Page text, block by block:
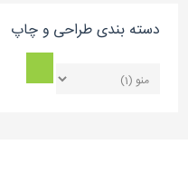
دسته بندی طراحی و چاپ